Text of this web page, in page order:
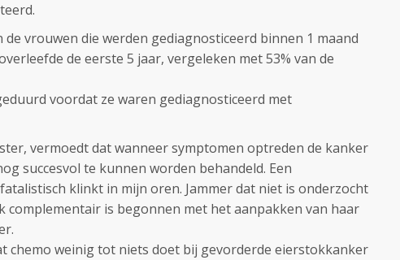
vrouwen die werden gediagnosticeerd binnen 1 maand
de eerste 5 jaar, vergeleken met 53% van de
voordat ze waren gediagnosticeerd met
vermoedt dat wanneer symptomen optreden de kanker
succesvol te kunnen worden behandeld. Een
klinkt in mijn oren. Jammer dat niet is onderzocht
complementair is begonnen met het aanpakken van haar
chemo weinig tot niets doet bij gevorderde eierstokkanker